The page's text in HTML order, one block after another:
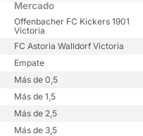
Mercado
Offenbacher FC Kickers 1901
Victoria
FC Astoria Walldorf Victoria
Empate
Más de 0,5
Más de 1,5
Más de 2,5
Más de 3,5